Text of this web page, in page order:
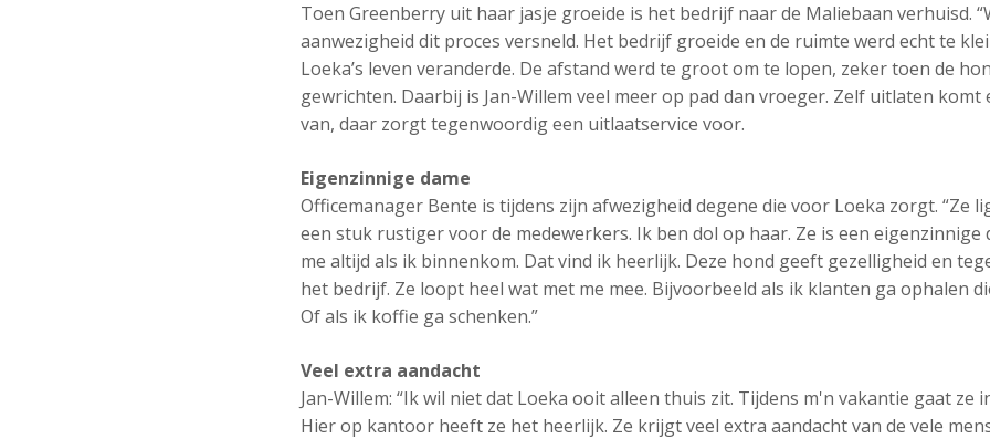
Toen Greenberry uit haar jasje groeide is het bedrijf naar de Maliebaan verhuisd.
aanwezigheid dit proces versneld. Het bedrijf groeide en de ruimte werd echt te
Loeka’s leven veranderde. De afstand werd te groot om te lopen, zeker toen de
gewrichten. Daarbij is Jan-Willem veel meer op pad dan vroeger. Zelf uitlaten
van, daar zorgt tegenwoordig een uitlaatservice voor.
Eigenzinnige dame
Officemanager Bente is tijdens zijn afwezigheid degene die voor Loeka zorgt. “Ze
een stuk rustiger voor de medewerkers. Ik ben dol op haar. Ze is een eigenzinnige
me altijd als ik binnenkom. Dat vind ik heerlijk. Deze hond geeft gezelligheid en
het bedrijf. Ze loopt heel wat met me mee. Bijvoorbeeld als ik klanten ga ophalen
Of als ik koffie ga schenken.”
Veel extra aandacht
Jan-Willem: “Ik wil niet dat Loeka ooit alleen thuis zit. Tijdens m'n vakantie gaat ze
Hier op kantoor heeft ze het heerlijk. Ze krijgt veel extra aandacht van de vele